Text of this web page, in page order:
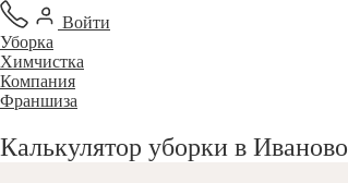
Войти
Уборка
Химчистка
Компания
Франшиза
Калькулятор уборки в Иваново